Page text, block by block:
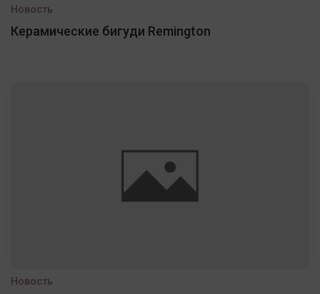
Новость
Керамические бигуди Remington
Новость